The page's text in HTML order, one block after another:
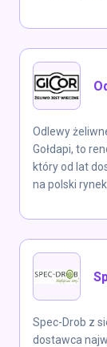
Odlewy
Gołdapi, to
który od lat
na polski
Spec-Drob z
dostawca